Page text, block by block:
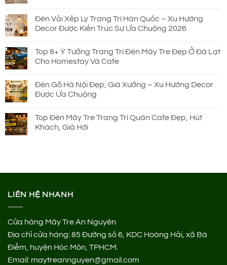
Đèn Vải Xếp Ly Trang Trí Hàn Quốc – Xu Hướng
Decor Được Kiến Trúc Sư Ưa Chuộng 2026
Top 8+ Ý Tưởng Trang Trí Đèn Mây Tre Đẹp Ở Đà Lạt
Cho Homestay Và Cafe
Đèn Gỗ Hà Nội Đẹp, Giá Xưởng – Xu Hướng Decor
Được Ưa Chuộng
Top Đèn Mây Tre Trang Trí Quán Cafe Đẹp, Hút
Khách, Giá Hời
LIÊN HỆ NHANH
Cửa hàng Mây Tre An Nguyên
Địa chỉ cửa hàng:85 Đường số 6, KDC Hoàng Hải, xã Bà
Điểm, huyện Hóc Môn, TPHCM.
Email: maytreannguyen@gmail.com